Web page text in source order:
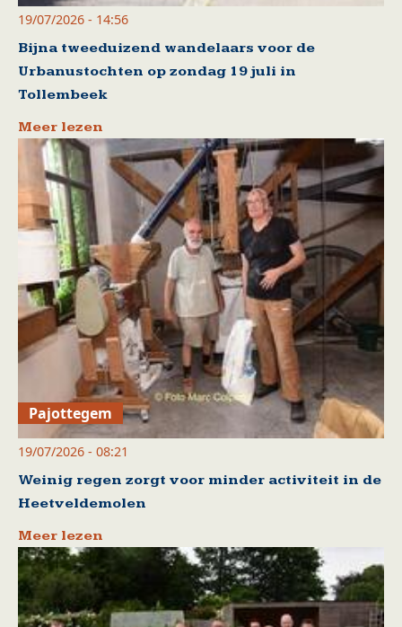
19/07/2026 - 14:56
Bijna tweeduizend wandelaars voor de
Urbanustochten op zondag 19 juli in
Tollembeek
Meer lezen
Pajottegem
19/07/2026 - 08:21
Weinig regen zorgt voor minder activiteit in de
Heetveldemolen
Meer lezen